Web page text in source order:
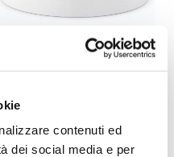
contenuti ed
dei social media e per